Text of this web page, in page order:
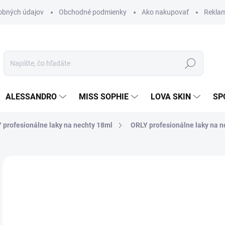
údajov Obchodné podmienky Ako nakupovať
Hľadať
ALESSANDRO MISS SOPHIE LOVA SKIN
profesionálne laky na nechty 18ml ORLY profesionálne laky na